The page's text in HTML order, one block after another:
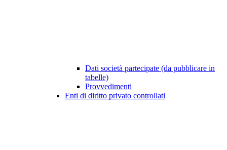
Dati società partecipate (da pubblicare in
tabelle)
Provvedimenti
Enti di diritto privato controllati